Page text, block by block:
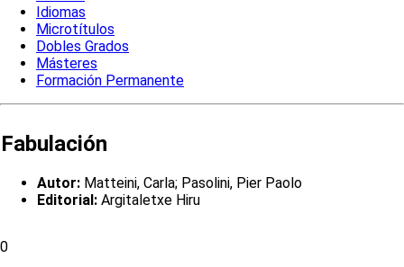
Idiomas
Microtítulos
Dobles Grados
Másteres
Formación Permanente
Fabulación
Autor: Matteini, Carla; Pasolini, Pier Paolo
Editorial: Argitaletxe Hiru
0